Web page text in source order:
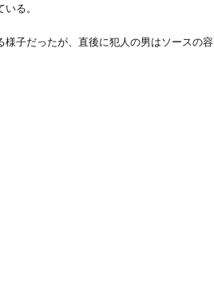
る。
子だったが、直後に犯人の男はソースの容